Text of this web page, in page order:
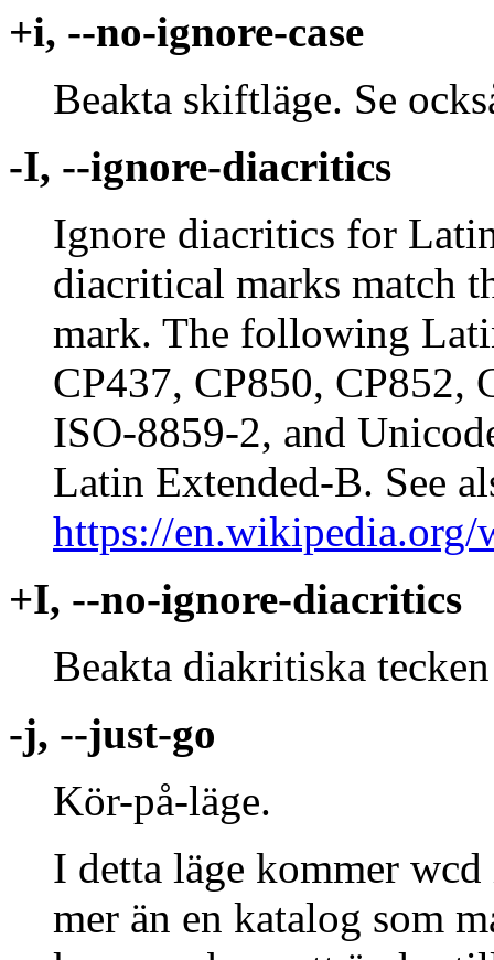
+i, --no-ignore-case
Beakta skiftläge. Se
-I, --ignore-diacritics
Ignore diacritics for
diacritical marks match
mark. The following
CP437, CP850, CP852,
ISO-8859-2, and
Latin Extended-B. See
https://
+I, --no-ignore-diacritics
Beakta diakritiska
-j, --just-go
Kör-på-läge.
I detta läge kommer
mer än en katalog som